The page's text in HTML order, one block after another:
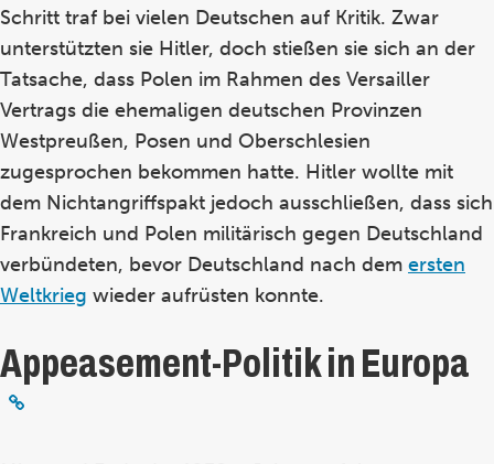
Schritt traf bei vielen Deutschen auf Kritik. Zwar
unterstützten sie Hitler, doch stießen sie sich an der
Tatsache, dass Polen im Rahmen des Versailler
Vertrags die ehemaligen deutschen Provinzen
Westpreußen, Posen und Oberschlesien
zugesprochen bekommen hatte. Hitler wollte mit
dem Nichtangriffspakt jedoch ausschließen, dass sich
Frankreich und Polen militärisch gegen Deutschland
verbündeten, bevor Deutschland nach dem ersten
Weltkrieg wieder aufrüsten konnte.
Appeasement-Politik in Europa